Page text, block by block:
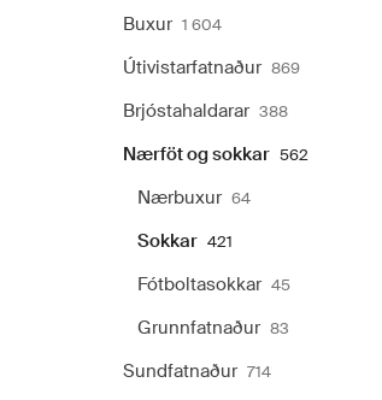
Buxur 1 604
Útivistarfatnaður 869
Brjóstahaldarar 388
Nærföt og sokkar 562
Nærbuxur 64
Sokkar 421
Fótboltasokkar 45
Grunnfatnaður 83
Sundfatnaður 714